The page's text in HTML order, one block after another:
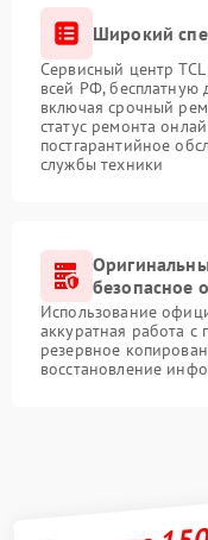
Широкий
Сервисный центр
всей РФ, бесплатную
включая срочный
статус ремонта
постгарантийное
службы техники
безопасное
Использование
аккуратная работа с
резервное
восстановление